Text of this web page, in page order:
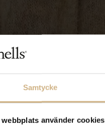
Samtycke
webbplats använder cookies